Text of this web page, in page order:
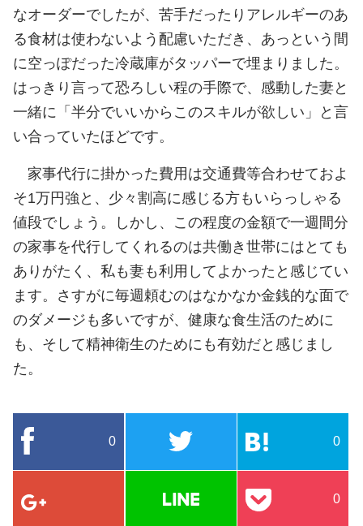
なオーダーでしたが、苦手だったりアレルギーのあ
る食材は使わないよう配慮いただき、あっという間
に空っぽだった冷蔵庫がタッパーで埋まりました。
はっきり言って恐ろしい程の手際で、感動した妻と
一緒に「半分でいいからこのスキルが欲しい」と言
い合っていたほどです。
家事代行に掛かった費用は交通費等合わせておよ
そ1万円強と、少々割高に感じる方もいらっしゃる
値段でしょう。しかし、この程度の金額で一週間分
の家事を代行してくれるのは共働き世帯にはとても
ありがたく、私も妻も利用してよかったと感じてい
ます。さすがに毎週頼むのはなかなか金銭的な面で
のダメージも多いですが、健康な食生活のために
も、そして精神衛生のためにも有効だと感じまし
た。
0 0
0